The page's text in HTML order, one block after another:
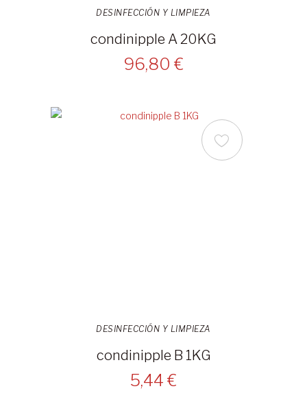
DESINFECCIÓN Y LIMPIEZA
condinipple A 20KG
96,80 €
DESINFECCIÓN Y LIMPIEZA
condinipple B 1KG
5,44 €